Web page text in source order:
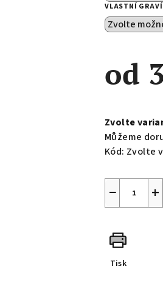
VLASTNÍ
od
cena:
Zvolte
Můžeme
Kód: Zvolte
+
−
Tisk